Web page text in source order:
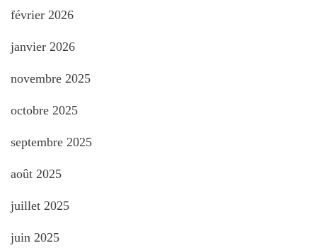
février 2026
janvier 2026
novembre 2025
octobre 2025
septembre 2025
août 2025
juillet 2025
juin 2025